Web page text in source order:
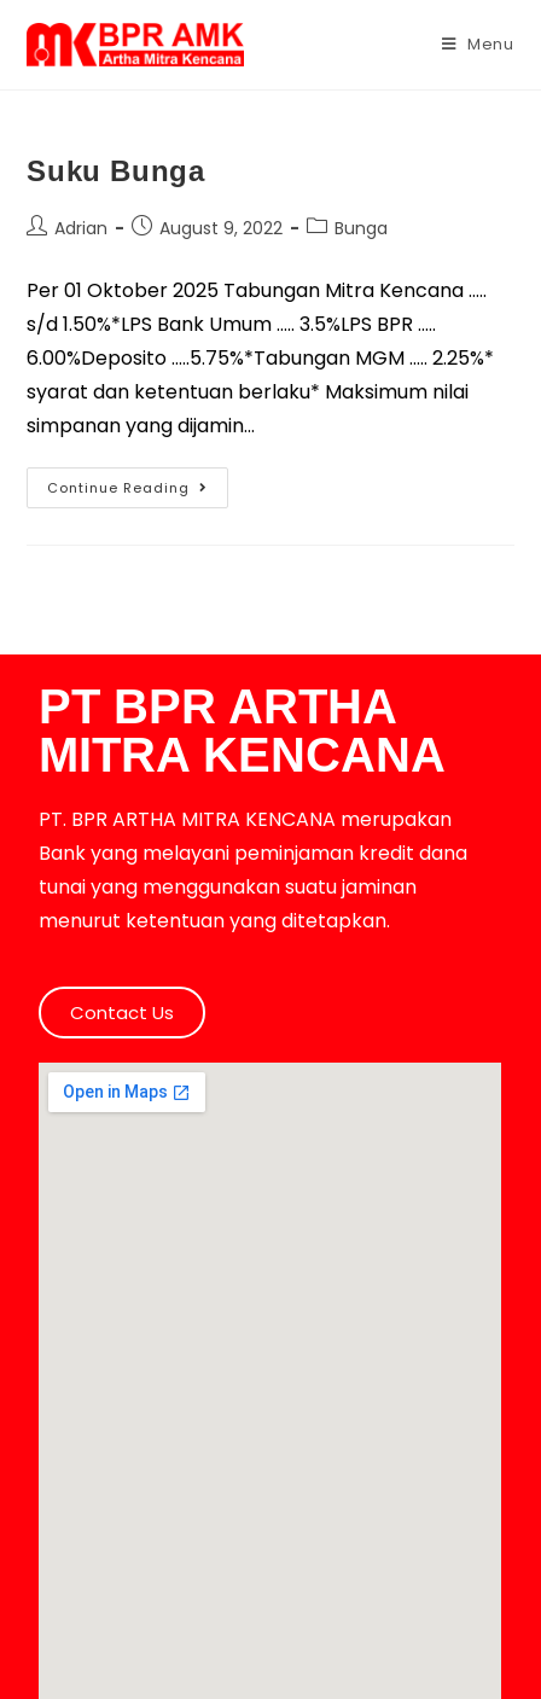
Menu
Suku Bunga
Adrian August 9, 2022 Bunga
Per 01 Oktober 2025 Tabungan Mitra Kencana …..
s/d 1.50%*LPS Bank Umum ….. 3.5%LPS BPR …..
6.00%Deposito …..5.75%*Tabungan MGM ….. 2.25%*
syarat dan ketentuan berlaku* Maksimum nilai
simpanan yang dijamin…
Continue Reading
PT BPR ARTHA
MITRA KENCANA
PT. BPR ARTHA MITRA KENCANA merupakan
Bank yang melayani peminjaman kredit dana
tunai yang menggunakan suatu jaminan
menurut ketentuan yang ditetapkan.
Contact Us